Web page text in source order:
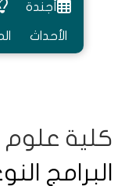
أجندة
الأحداث
كلية علوم
البرامج